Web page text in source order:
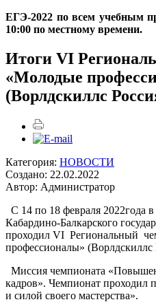
ЕГЭ-2022 по всем учебным
10:00 по местному времени.
Итоги VI
«Молодые
(Ворлдскиллс
Категория: НОВОСТИ
Создано: 22.02.2022
Автор: Администратор
С 14 по 18 февраля 2022года
Кабардино-Балкарского
проходил VI Региональный
профессионалы» (Ворлдскиллс
Миссия чемпионата
кадров». Чемпионат проходил
и силой своего мастерства».